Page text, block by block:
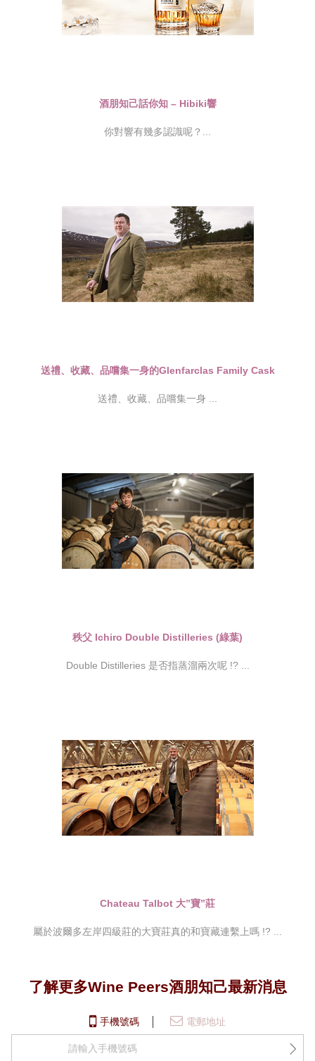
酒朋知己話你知 – Hibiki響
你對響有幾多認識呢？...
送禮、收藏、品嚐集一身的Glenfarclas Family Cask
送禮、收藏、品嚐集一身 ...
秩父 Ichiro Double Distilleries (綠葉)
Double Distilleries 是否指蒸溜兩次呢 !? ...
Chateau Talbot 大”寶”莊
屬於波爾多左岸四級莊的大寶莊真的和寶藏連繫上嗎 !? ...
了解更多Wine Peers酒朋知己最新消息
手機號碼 電郵地址